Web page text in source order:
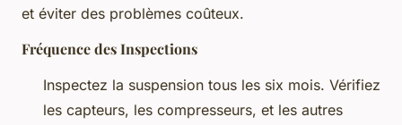
et éviter des problèmes coûteux.
Fréquence des Inspections
Inspectez la suspension tous les six mois. Vérifiez
les capteurs, les compresseurs, et les autres